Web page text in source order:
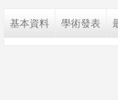
基本資料 學術發表